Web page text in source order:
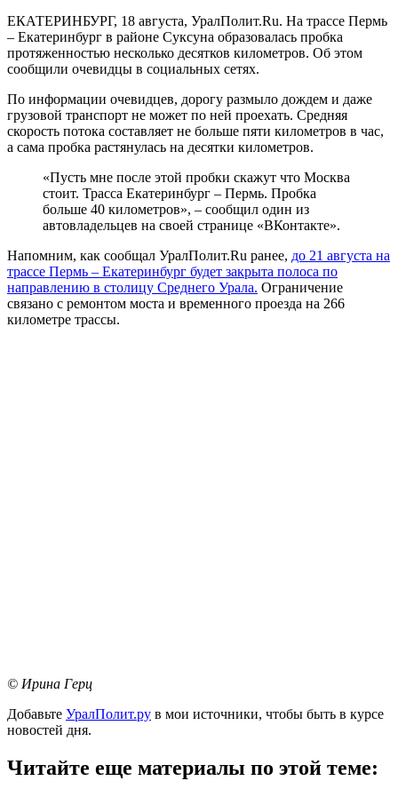
ЕКАТЕРИНБУРГ, 18 августа, УралПолит.Ru. На трассе Пермь
– Екатеринбург в районе Суксуна образовалась пробка
протяженностью несколько десятков километров. Об этом
сообщили очевидцы в социальных сетях.
По информации очевидцев, дорогу размыло дождем и даже
грузовой транспорт не может по ней проехать. Средняя
скорость потока составляет не больше пяти километров в час,
а сама пробка растянулась на десятки километров.
«Пусть мне после этой пробки скажут что Москва
стоит. Трасса Екатеринбург – Пермь. Пробка
больше 40 километров», – сообщил один из
автовладельцев на своей странице «ВКонтакте».
Напомним, как сообщал УралПолит.Ru ранее, до 21 августа на
трассе Пермь – Екатеринбург будет закрыта полоса по
направлению в столицу Среднего Урала. Ограничение
связано с ремонтом моста и временного проезда на 266
километре трассы.
© Ирина Герц
Добавьте УралПолит.ру в мои источники, чтобы быть в курсе
новостей дня.
Читайте еще материалы по этой теме: